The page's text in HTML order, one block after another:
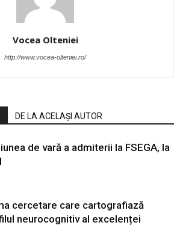
Vocea Olteniei
http://www.vocea-olteniei.ro/
DE LA ACELAȘI AUTOR
de vară a admiterii la FSEGA, la
cercetare care cartografiază
neurocognitiv al excelenței